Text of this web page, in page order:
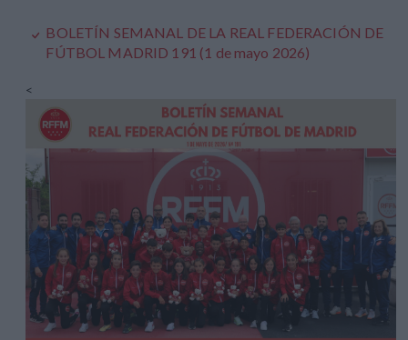
BOLETÍN SEMANAL DE LA REAL FEDERACIÓN DE
FÚTBOL MADRID 191 (1 de mayo 2026)
<